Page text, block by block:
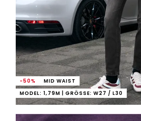
-50%
MID WAIST
MODEL: 1,79M | GRÖSSE: W27 / L30